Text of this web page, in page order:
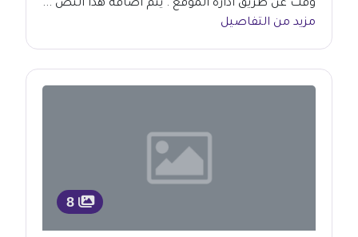
وقت عن طريق ادارة الموقع . يتم اضافة هذا النص ...
مزيد من التفاصيل
8